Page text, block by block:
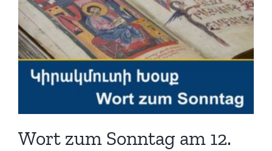
Wort zum Sonntag am 12.